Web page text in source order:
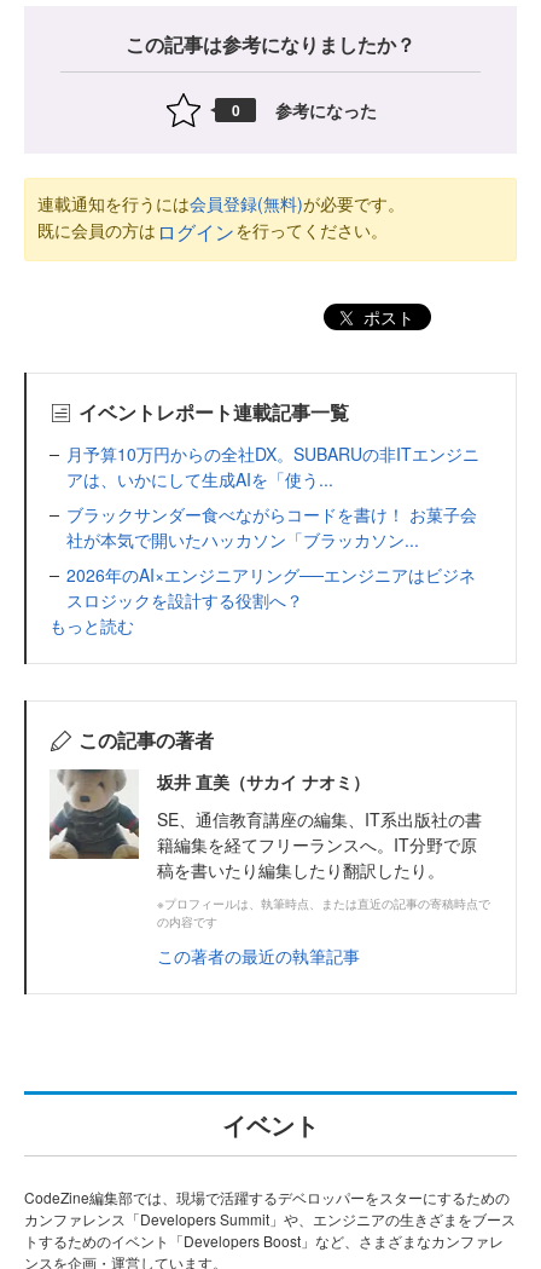
この記事は参考になりましたか？
0 参考になった
連載通知を行うには会員登録(無料)が必要です。
既に会員の方は ログインを行ってください。
ポスト
イベントレポート連載記事一覧
月予算10万円からの全社DX。SUBARUの非ITエンジニ
アは、いかにして生成AIを「使う...
ブラックサンダー食べながらコードを書け！ お菓子会
社が本気で開いたハッカソン「ブラッカソン...
2026年のAI×エンジニアリング──エンジニアはビジネ
スロジックを設計する役割へ？
もっと読む
この記事の著者
坂井 直美（サカイ ナオミ）
SE、通信教育講座の編集、IT系出版社の書
籍編集を経てフリーランスへ。IT分野で原
稿を書いたり編集したり翻訳したり。
※プロフィールは、執筆時点、または直近の記事の寄稿時点で
の内容です
この著者の最近の執筆記事
イベント
CodeZine編集部では、現場で活躍するデベロッパーをスターにするための
カンファレンス「Developers Summit」や、エンジニアの生きざまをブース
トするためのイベント「Developers Boost」など、さまざまなカンファレ
ンスを企画・運営しています。